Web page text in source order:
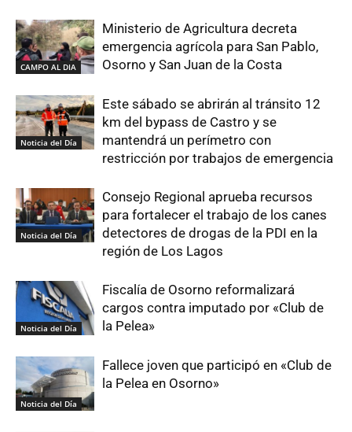
CAMPO AL DIA
Ministerio de Agricultura decreta
emergencia agrícola para San Pablo,
Osorno y San Juan de la Costa
Noticia del Día
Este sábado se abrirán al tránsito 12
km del bypass de Castro y se
mantendrá un perímetro con
restricción por trabajos de emergencia
Noticia del Día
Consejo Regional aprueba recursos
para fortalecer el trabajo de los canes
detectores de drogas de la PDI en la
región de Los Lagos
Noticia del Día
Fiscalía de Osorno reformalizará
cargos contra imputado por «Club de
la Pelea»
Noticia del Día
Fallece joven que participó en «Club de
la Pelea en Osorno»